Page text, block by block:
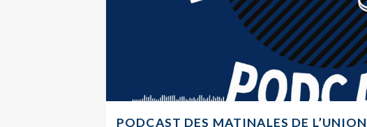
PODCAST DES MATINALES DE